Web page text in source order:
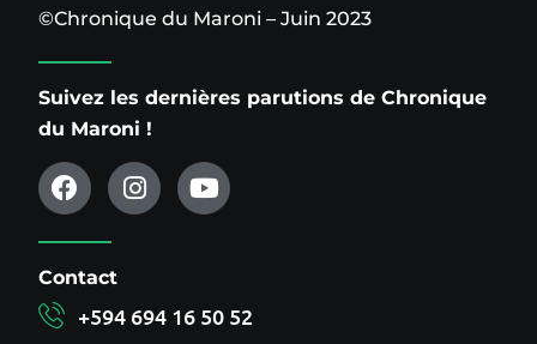
©Chronique du Maroni – Juin 2023
Suivez les dernières parutions de Chronique
du Maroni !
Contact
+594 694 16 50 52